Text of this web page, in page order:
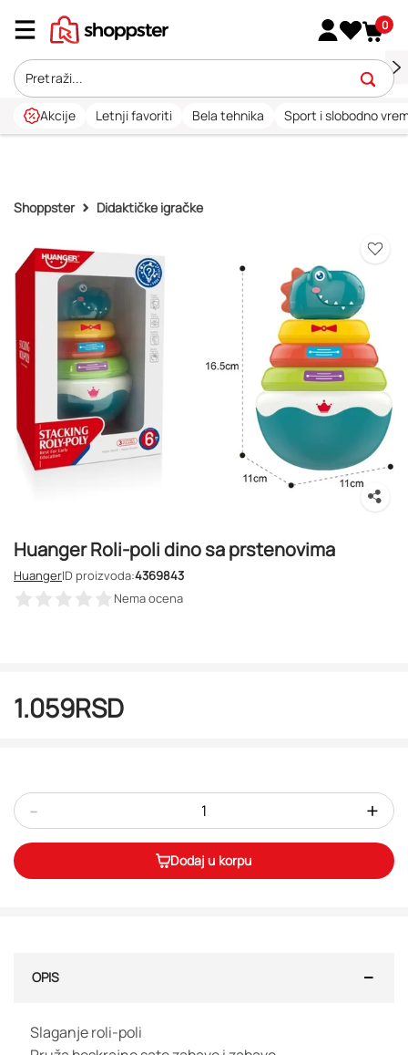
0
Akcije Letnji favoriti Bela tehnika Sport i slobodno
Shoppster Didaktičke igračke
Huanger Roli-poli dino sa prstenovima
HuangerID proizvoda:4369843
Nema ocena
1.059RSD
- +
Dodaj u korpu
OPIS
Slaganje roli-poli